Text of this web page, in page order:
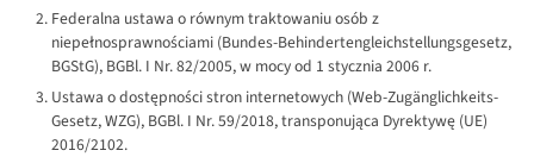
Federalna ustawa o równym traktowaniu osób z
niepełnosprawnościami (Bundes-Behindertengleichstellungsgesetz,
BGStG), BGBl. I Nr. 82/2005, w mocy od 1 stycznia 2006 r.
Ustawa o dostępności stron internetowych (Web-Zugänglichkeits-
Gesetz, WZG), BGBl. I Nr. 59/2018, transponująca Dyrektywę (UE)
2016/2102.